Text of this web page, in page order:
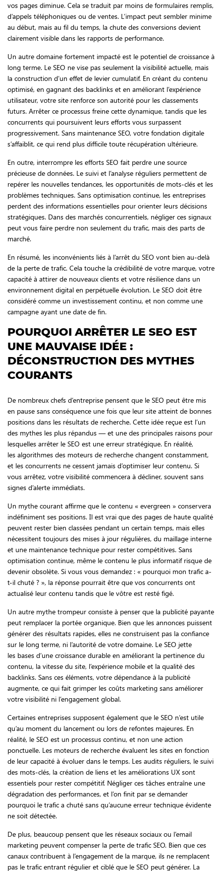
vos pages diminue. Cela se traduit par moins de formulaires remplis,
d’appels téléphoniques ou de ventes. L’impact peut sembler minime
au début, mais au fil du temps, la chute des conversions devient
clairement visible dans les rapports de performance.
Un autre domaine fortement impacté est le potentiel de croissance à
long terme. Le SEO ne vise pas seulement la visibilité actuelle, mais
la construction d’un effet de levier cumulatif. En créant du contenu
optimisé, en gagnant des backlinks et en améliorant l’expérience
utilisateur, votre site renforce son autorité pour les classements
futurs. Arrêter ce processus freine cette dynamique, tandis que les
concurrents qui poursuivent leurs efforts vous surpassent
progressivement. Sans maintenance SEO, votre fondation digitale
s’affaiblit, ce qui rend plus difficile toute récupération ultérieure.
En outre, interrompre les efforts SEO fait perdre une source
précieuse de données. Le suivi et l’analyse réguliers permettent de
repérer les nouvelles tendances, les opportunités de mots-clés et les
problèmes techniques. Sans optimisation continue, les entreprises
perdent des informations essentielles pour orienter leurs décisions
stratégiques. Dans des marchés concurrentiels, négliger ces signaux
peut vous faire perdre non seulement du trafic, mais des parts de
marché.
En résumé, les inconvénients liés à l’arrêt du SEO vont bien au-delà
de la perte de trafic. Cela touche la crédibilité de votre marque, votre
capacité à attirer de nouveaux clients et votre résilience dans un
environnement digital en perpétuelle évolution. Le SEO doit être
considéré comme un investissement continu, et non comme une
campagne ayant une date de fin.
POURQUOI ARRÊTER LE SEO EST
UNE MAUVAISE IDÉE :
DÉCONSTRUCTION DES MYTHES
COURANTS
De nombreux chefs d’entreprise pensent que le SEO peut être mis
en pause sans conséquence une fois que leur site atteint de bonnes
positions dans les résultats de recherche. Cette idée reçue est l’un
des mythes les plus répandus — et une des principales raisons pour
lesquelles arrêter le SEO est une erreur stratégique. En réalité,
les algorithmes des moteurs de recherche changent constamment,
et les concurrents ne cessent jamais d’optimiser leur contenu. Si
vous arrêtez, votre visibilité commencera à décliner, souvent sans
signes d’alerte immédiats.
Un mythe courant affirme que le contenu « evergreen » conservera
indéfiniment ses positions. Il est vrai que des pages de haute qualité
peuvent rester bien classées pendant un certain temps, mais elles
nécessitent toujours des mises à jour régulières, du maillage interne
et une maintenance technique pour rester compétitives. Sans
optimisation continue, même le contenu le plus informatif risque de
devenir obsolète. Si vous vous demandez : « pourquoi mon trafic a-
t-il chuté ? », la réponse pourrait être que vos concurrents ont
actualisé leur contenu tandis que le vôtre est resté figé.
Un autre mythe trompeur consiste à penser que la publicité payante
peut remplacer la portée organique. Bien que les annonces puissent
générer des résultats rapides, elles ne construisent pas la confiance
sur le long terme, ni l’autorité de votre domaine. Le SEO jette
les bases d’une croissance durable en améliorant la pertinence du
contenu, la vitesse du site, l’expérience mobile et la qualité des
backlinks. Sans ces éléments, votre dépendance à la publicité
augmente, ce qui fait grimper les coûts marketing sans améliorer
votre visibilité ni l’engagement global.
Certaines entreprises supposent également que le SEO n’est utile
qu’au moment du lancement ou lors de refontes majeures. En
réalité, le SEO est un processus continu, et non une action
ponctuelle. Les moteurs de recherche évaluent les sites en fonction
de leur capacité à évoluer dans le temps. Les audits réguliers, le suivi
des mots-clés, la création de liens et les améliorations UX sont
essentiels pour rester compétitif. Négliger ces tâches entraîne une
dégradation des performances, et l’on finit par se demander
pourquoi le trafic a chuté sans qu’aucune erreur technique évidente
ne soit détectée.
De plus, beaucoup pensent que les réseaux sociaux ou l’email
marketing peuvent compenser la perte de trafic SEO. Bien que ces
canaux contribuent à l’engagement de la marque, ils ne remplacent
pas le trafic entrant régulier et ciblé que le SEO peut générer. La